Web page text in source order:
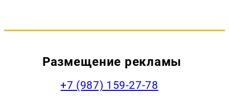
Размещение рекламы
+7 (987) 159-27-78